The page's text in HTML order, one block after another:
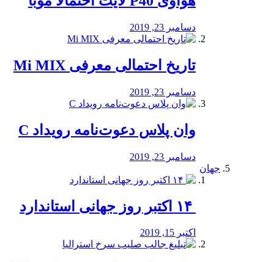
دسامبر 23, 2019
تاریخ احتمالی معرفی Mi MIX
دسامبر 23, 2019
وان پلاس دعوت‌نامه رویداد C
دسامبر 23, 2019
جهان
اکتبر 15, 2019